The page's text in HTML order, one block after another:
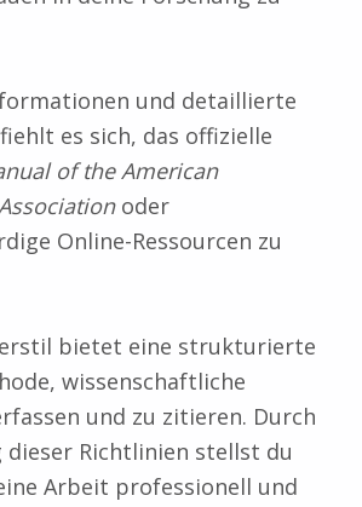
und detaillierte
es sich, das offizielle
of the American
oder
Online-Ressourcen zu
bietet eine strukturierte
wissenschaftliche
und zu zitieren. Durch
dieser Richtlinien stellst du
Arbeit professionell und